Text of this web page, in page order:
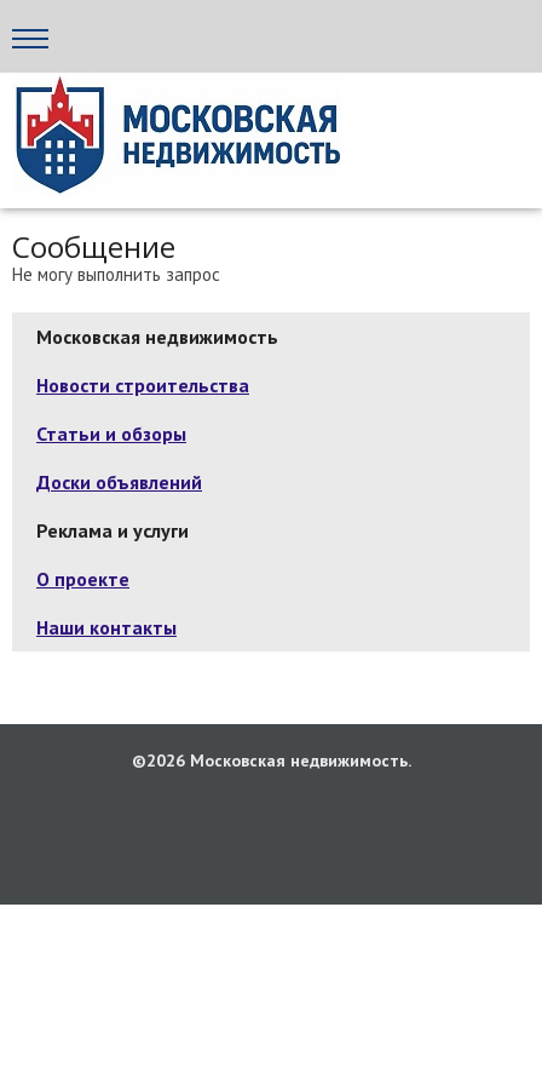
Стройка24
Сообщение
Не могу выполнить запрос
Московская недвижимость
Новости строительства
Статьи и обзоры
Доски объявлений
Реклама и услуги
О проекте
Наши контакты
©2026 Московская недвижимость.